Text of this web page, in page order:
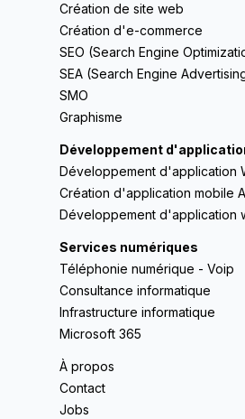
Création de site web
Création d'e-commerce
SEO (Search Engine
SEA (Search Engine
SMO
Graphisme
Développement
Développement d'application
Création d'application mobile
Développement d'application
Services numériques
Téléphonie numérique - Voip
Consultance informatique
Infrastructure informatique
Microsoft 365
À propos
Contact
Jobs